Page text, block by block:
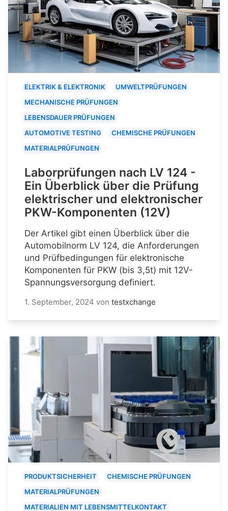
ELEKTRIK & ELEKTRONIK
UMWELTPRÜFUNGEN
MECHANISCHE PRÜFUNGEN
LEBENSDAUER PRÜFUNGEN
AUTOMOTIVE TESTING
CHEMISCHE PRÜFUNGEN
MATERIALPRÜFUNGEN
Laborprüfungen nach LV 124 -
Ein Überblick über die Prüfung
elektrischer und elektronischer
PKW-Komponenten (12V)
Der Artikel gibt einen Überblick über die
Automobilnorm LV 124, die Anforderungen
und Prüfbedingungen für elektronische
Komponenten für PKW (bis 3,5t) mit 12V-
Spannungsversorgung definiert.
1. September, 2024 von testxchange
PRODUKTSICHERHEIT
CHEMISCHE PRÜFUNGEN
MATERIALPRÜFUNGEN
MATERIALIEN MIT LEBENSMITTELKONTAKT